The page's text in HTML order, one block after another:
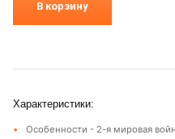
В корзину
Характеристики:
Особенности - 2-я мировая